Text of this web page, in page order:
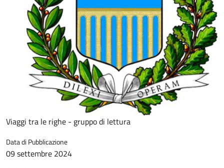
Viaggi tra le righe - gruppo di lettura
Data di Pubblicazione
09 settembre 2024